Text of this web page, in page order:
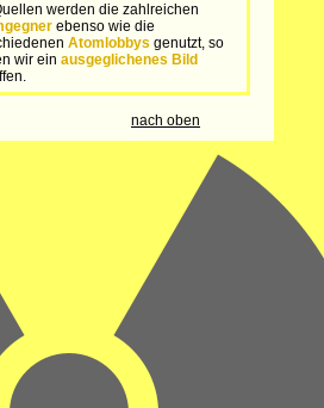
werden die zahlreichen
ebenso wie die
Atomlobbys genutzt, so
wir ein ausgeglichenes Bild
nach oben